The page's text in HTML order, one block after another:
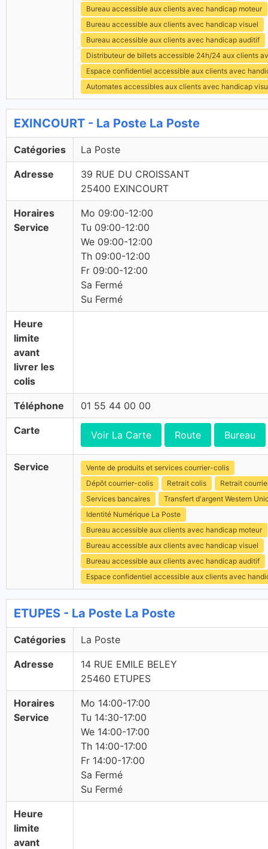
Bureau accessible aux clients avec handicap moteur
Bureau accessible aux clients avec handicap visuel
Bureau accessible aux clients avec handicap auditif
Distributeur de billets accessible 24h/24 aux clients
Espace confidentiel accessible aux clients avec
Automates accessibles aux clients avec handicap
EXINCOURT - La Poste La Poste
Catégories La Poste
Adresse
39 RUE DU CROISSANT
25400 EXINCOURT
Horaires
Service
Mo 09:00-12:00
Tu 09:00-12:00
We 09:00-12:00
Th 09:00-12:00
Fr 09:00-12:00
Sa Fermé
Su Fermé
Heure
limite
avant
livrer les
colis
Téléphone 01 55 44 00 00
Carte Voir La Carte Route Bureau
Service
Vente de produits et services courrier-colis
Dépôt courrier-colis
Retrait colis
Retrait
Services bancaires
Transfert d'argent Western
Identité Numérique La Poste
Bureau accessible aux clients avec handicap moteur
Bureau accessible aux clients avec handicap visuel
Bureau accessible aux clients avec handicap auditif
Espace confidentiel accessible aux clients avec
ETUPES - La Poste La Poste
Catégories La Poste
Adresse
14 RUE EMILE BELEY
25460 ETUPES
Horaires
Service
Mo 14:00-17:00
Tu 14:30-17:00
We 14:00-17:00
Th 14:00-17:00
Fr 14:00-17:00
Sa Fermé
Su Fermé
Heure
limite
avant